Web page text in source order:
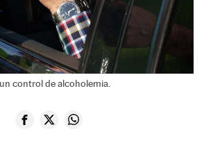
control de alcoholemia.